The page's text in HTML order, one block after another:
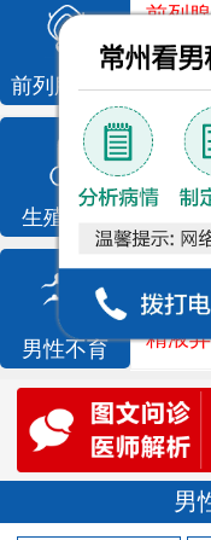
前列腺疾病
前列
前列
生殖感染
龟头
尿
男性不育
死
精液
男